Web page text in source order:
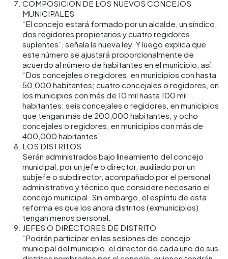
COMPOSICIÓN DE LOS NUEVOS CONCEJOS
MUNICIPALES
“El concejo estará formado por un alcalde, un síndico,
dos regidores propietarios y cuatro regidores
suplentes”, señala la nueva ley. Y luego explica que
este número se ajustará proporcionalmente de
acuerdo al número de habitantes en el municipio, así:
“Dos concejales o regidores, en municipios con hasta
50,000 habitantes; cuatro concejales o regidores, en
los municipios con más de 10 mil hasta 100 mil
habitantes; seis concejales o regidores, en municipios
que tengan más de 200,000 habitantes; y ocho
concejales o regidores, en municipios con más de
400,000 habitantes”.
LOS DISTRITOS
Serán administrados bajo lineamiento del concejo
municipal, por un jefe o director, auxiliado por un
subjefe o subdirector, acompañado por el personal
administrativo y técnico que considere necesario el
concejo municipal. Sin embargo, el espíritu de esta
reforma es que los ahora distritos (exmunicipios)
tengan menos personal.
JEFES O DIRECTORES DE DISTRITO
“Podrán participar en las sesiones del concejo
municipal del municipio, el director de cada uno de sus